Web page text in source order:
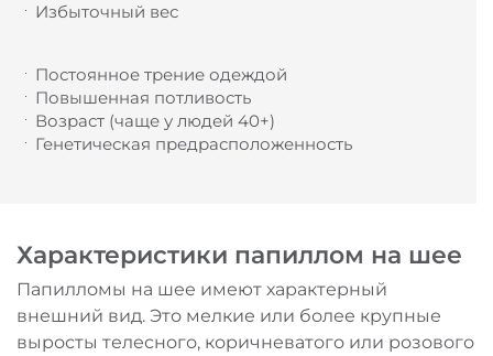
Избыточный вес
Постоянное трение одеждой
Повышенная потливость
Возраст (чаще у людей 40+)
Генетическая предрасположенность
Характеристики папиллом на шее
Папилломы на шее имеют характерный
внешний вид. Это мелкие или более крупные
выросты телесного, коричневатого или розового